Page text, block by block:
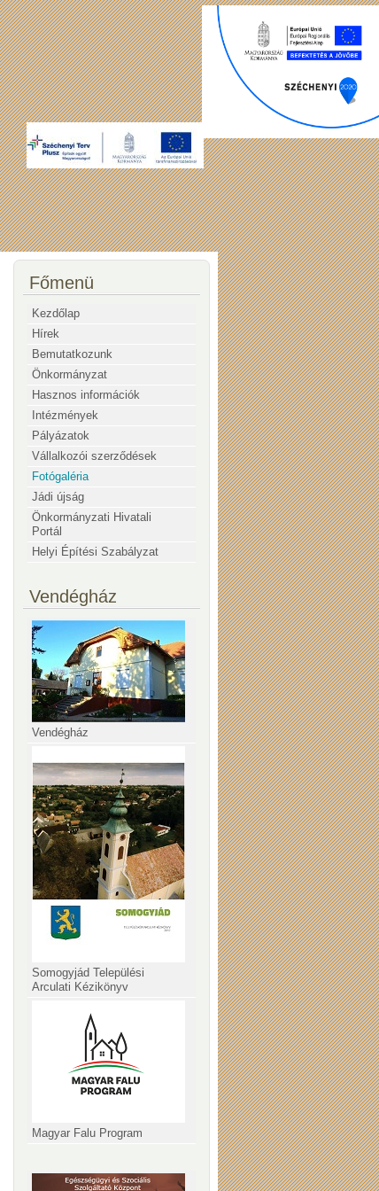
Főmenü
Kezdőlap
Hírek
Bemutatkozunk
Önkormányzat
Hasznos információk
Intézmények
Pályázatok
Vállalkozói szerződések
Fotógaléria
Jádi újság
Önkormányzati Hivatali
Portál
Helyi Építési Szabályzat
Vendégház
Vendégház
Somogyjád Települési
Arculati Kézikönyv
Magyar Falu Program